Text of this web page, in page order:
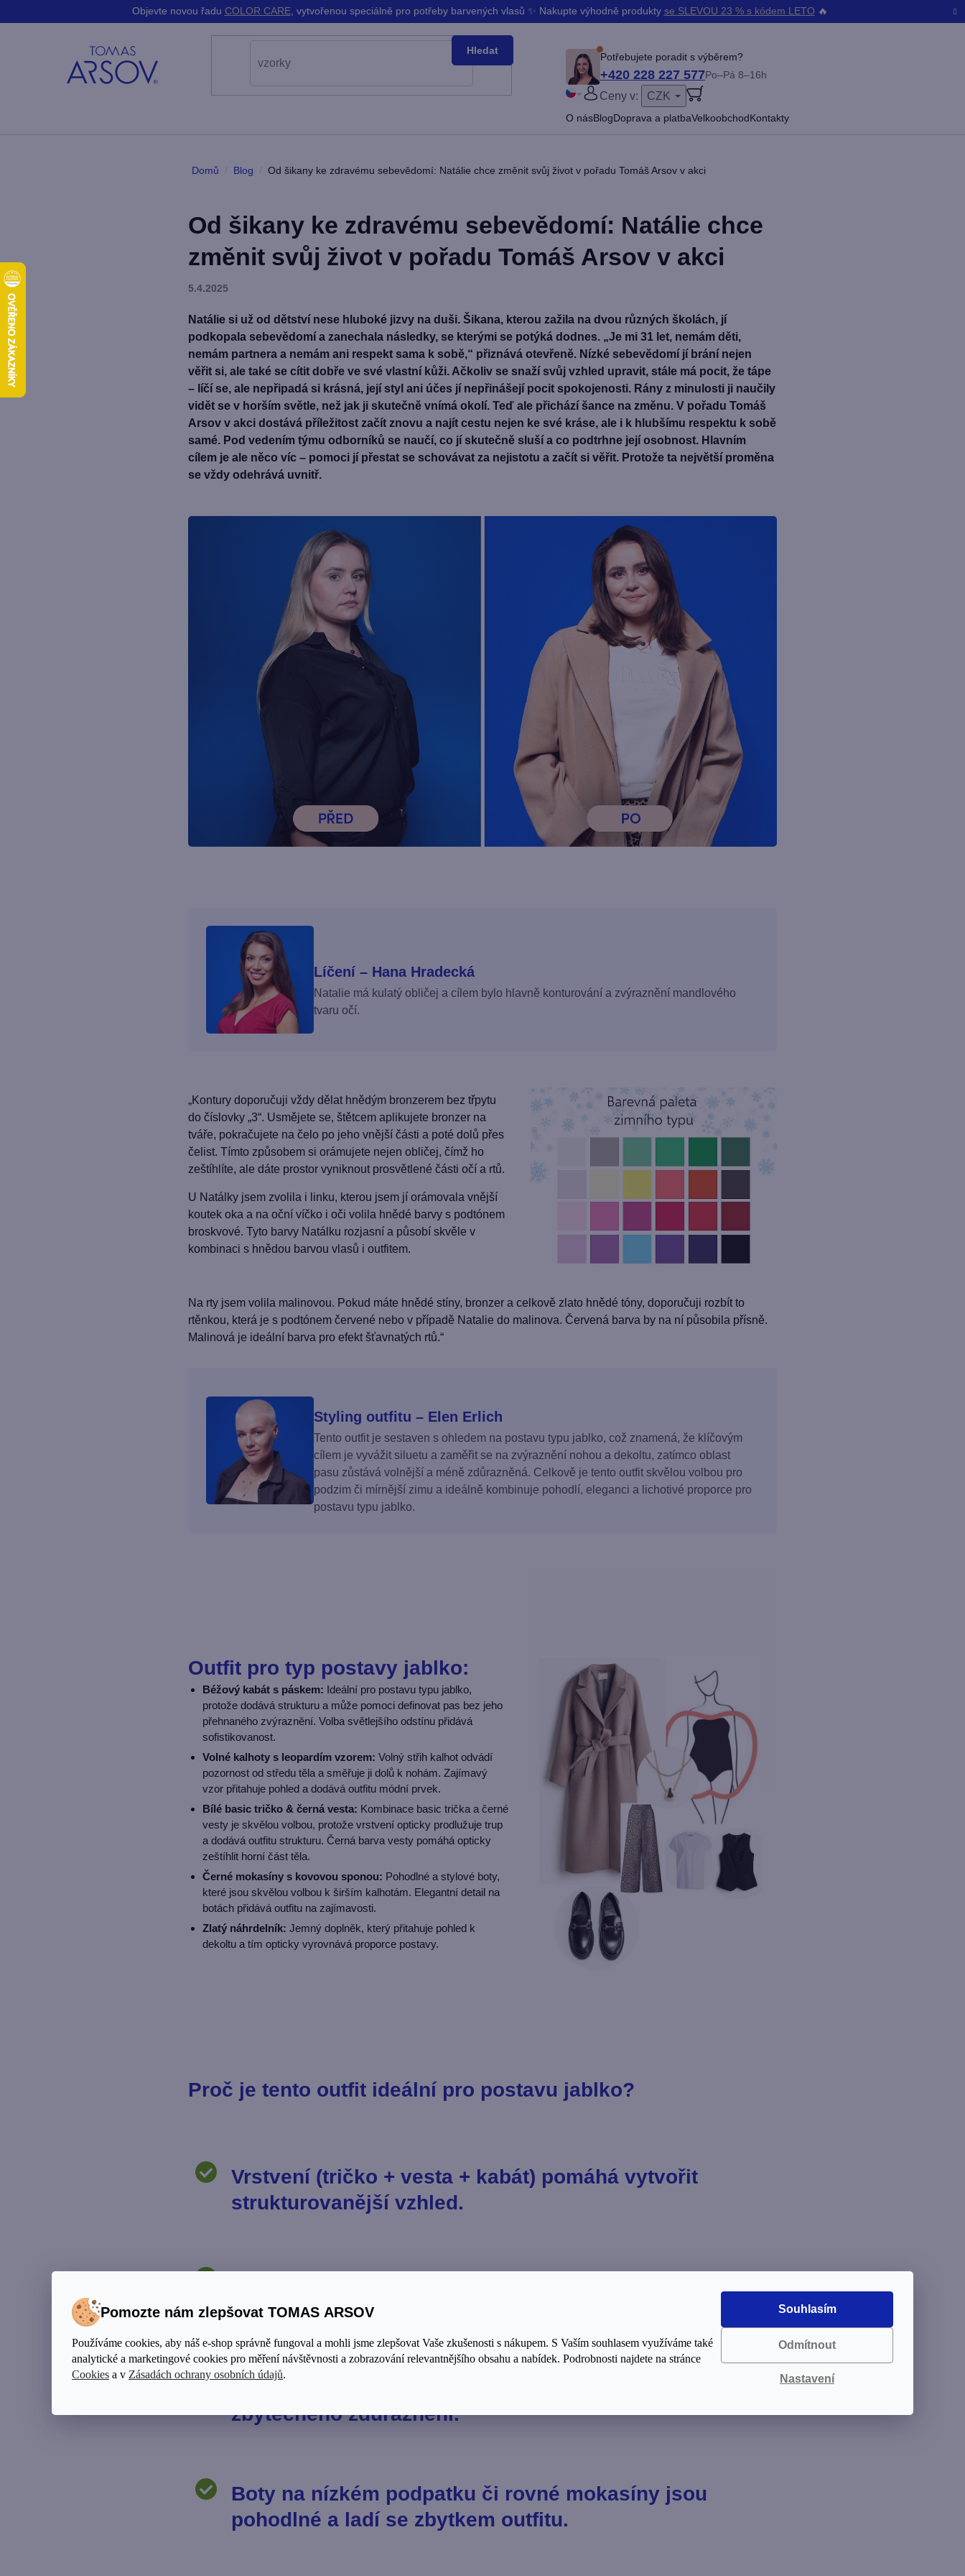
Pomozte nám zlepšovat TOMAS ARSOV
Používáme cookies, aby náš e-shop správně fungoval a mohli jsme zlepšovat Vaše zkušenosti s nákupem. S Vaším souhlasem využíváme také
analytické a marketingové cookies pro měření návštěvnosti a zobrazování relevantnějšího obsahu a nabídek. Podrobnosti najdete na stránce
Cookies a v Zásadách ochrany osobních údajů. Nastavení
Odmítnout
Souhlasím
na
Objevte novou řadu COLOR CARE, vytvořenou speciálně pro potřeby barvených vlasů ✨ Nakupte výhodně produkty se SLEVOU 23 % s kódem LETO 🔥
Potřebujete poradit s výběrem?
+420 228 227 577Po–Pá 8–16h
Slovenčina
Bŭlgarski
PŘIHLÁŠENÍ
Ceny v: CZK
O násBlogDoprava a platbaVelkoobchodKontakty
Hledat
Domů / Blog / Od šikany ke zdravému sebevědomí: Natálie chce změnit svůj život v pořadu Tomáš Arsov v akci
Od šikany ke zdravému sebevědomí: Natálie chce
změnit svůj život v pořadu Tomáš Arsov v akci
5.4.2025
Natálie si už od dětství nese hluboké jizvy na duši. Šikana, kterou zažila na dvou různých školách, jí
podkopala sebevědomí a zanechala následky, se kterými se potýká dodnes. „Je mi 31 let, nemám děti,
nemám partnera a nemám ani respekt sama k sobě,“ přiznává otevřeně. Nízké sebevědomí jí brání nejen
věřit si, ale také se cítit dobře ve své vlastní kůži. Ačkoliv se snaží svůj vzhled upravit, stále má pocit, že tápe
– líčí se, ale nepřipadá si krásná, její styl ani účes jí nepřinášejí pocit spokojenosti. Rány z minulosti ji naučily
vidět se v horším světle, než jak ji skutečně vnímá okolí. Teď ale přichází šance na změnu. V pořadu Tomáš
Arsov v akci dostává příležitost začít znovu a najít cestu nejen ke své kráse, ale i k hlubšímu respektu k sobě
samé. Pod vedením týmu odborníků se naučí, co jí skutečně sluší a co podtrhne její osobnost. Hlavním
cílem je ale něco víc – pomoci jí přestat se schovávat za nejistotu a začít si věřit. Protože ta největší proměna
se vždy odehrává uvnitř.
Líčení – Hana Hradecká
Natalie má kulatý obličej a cílem bylo hlavně konturování a zvýraznění mandlového
tvaru očí.
„Kontury doporučuji vždy dělat hnědým bronzerem bez třpytu
do číslovky „3“. Usmějete se, štětcem aplikujete bronzer na
tváře, pokračujete na čelo po jeho vnější části a poté dolů přes
čelist. Tímto způsobem si orámujete nejen obličej, čímž ho
zeštíhlíte, ale dáte prostor vyniknout prosvětlené části očí a rtů.
U Natálky jsem zvolila i linku, kterou jsem jí orámovala vnější
koutek oka a na oční víčko i oči volila hnědé barvy s podtónem
broskvové. Tyto barvy Natálku rozjasní a působí skvěle v
kombinaci s hnědou barvou vlasů i outfitem.
Na rty jsem volila malinovou. Pokud máte hnědé stíny, bronzer a celkově zlato hnědé tóny, doporučuji rozbít to
rtěnkou, která je s podtónem červené nebo v případě Natalie do malinova. Červená barva by na ní působila přísně.
Malinová je ideální barva pro efekt šťavnatých rtů.“
Styling outfitu – Elen Erlich
Tento outfit je sestaven s ohledem na postavu typu jablko, což znamená, že klíčovým
cílem je vyvážit siluetu a zaměřit se na zvýraznění nohou a dekoltu, zatímco oblast
pasu zůstává volnější a méně zdůrazněná. Celkově je tento outfit skvělou volbou pro
podzim či mírnější zimu a ideálně kombinuje pohodlí, eleganci a lichotivé proporce pro
postavu typu jablko.
Outfit pro typ postavy jablko:
Béžový kabát s páskem: Ideální pro postavu typu jablko,
protože dodává strukturu a může pomoci definovat pas bez jeho
přehnaného zvýraznění. Volba světlejšího odstínu přidává
sofistikovanost.
Volné kalhoty s leopardím vzorem: Volný střih kalhot odvádí
pozornost od středu těla a směřuje ji dolů k nohám. Zajímavý
vzor přitahuje pohled a dodává outfitu módní prvek.
Bílé basic tričko & černá vesta: Kombinace basic trička a černé
vesty je skvělou volbou, protože vrstvení opticky prodlužuje trup
a dodává outfitu strukturu. Černá barva vesty pomáhá opticky
zeštíhlit horní část těla.
Černé mokasíny s kovovou sponou: Pohodlné a stylové boty,
které jsou skvělou volbou k širším kalhotám. Elegantní detail na
botách přidává outfitu na zajímavosti.
Zlatý náhrdelník: Jemný doplněk, který přitahuje pohled k
dekoltu a tím opticky vyrovnává proporce postavy.
Proč je tento outfit ideální pro postavu jablko?
Vrstvení (tričko + vesta + kabát) pomáhá vytvořit
strukturovanější vzhled.
oblasti břicha.
Větší kabát s páskem vytváří iluzi pasu bez
zbytečného zdůraznění.
Boty na nízkém podpatku či rovné mokasíny jsou
pohodlné a ladí se zbytkem outfitu.
Zpětdo
Zpětdo